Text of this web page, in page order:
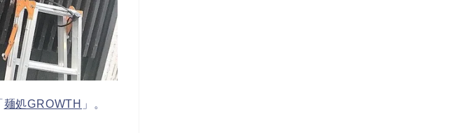
麺処GROWTH 」。